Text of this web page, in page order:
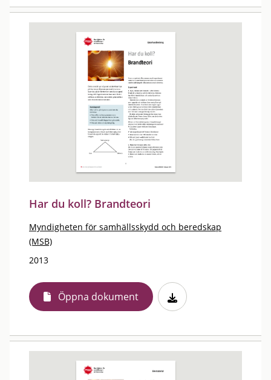
Har du koll? Brandteori
Myndigheten för samhällsskydd och beredskap
(MSB)
2013
Öppna dokument